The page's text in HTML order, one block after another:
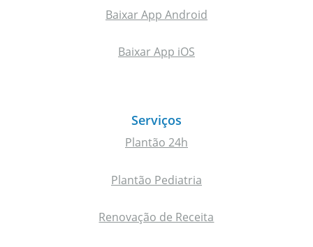
Baixar App Android
Baixar App iOS
Serviços
Plantão 24h
Plantão Pediatria
Renovação de Receita